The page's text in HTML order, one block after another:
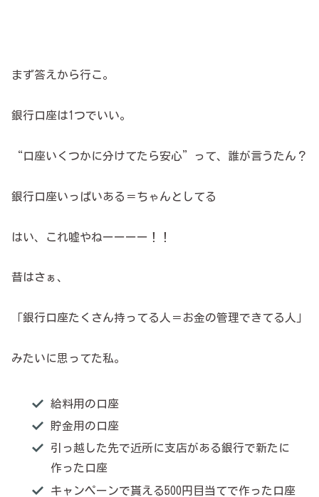
まず答えから行こ。
銀行口座は1つでいい。
“口座いくつかに分けてたら安心”って、誰が言うたん？
銀行口座いっぱいある＝ちゃんとしてる
はい、これ嘘やねーーーー！！
昔はさぁ、
「銀行口座たくさん持ってる人＝お金の管理できてる人」
みたいに思ってた私。
給料用の口座
貯金用の口座
引っ越した先で近所に支店がある銀行で新たに
作った口座
キャンペーンで貰える500円目当てで作った口座